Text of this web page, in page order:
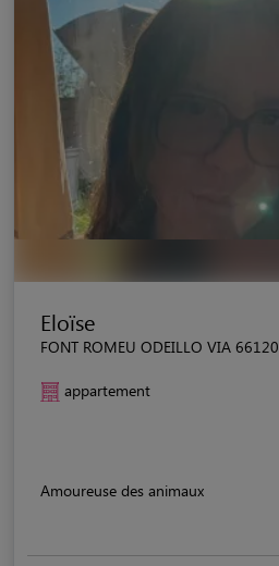
Eloïse
FONT ROMEU ODEILLO VIA 66120
appartement
Amoureuse des animaux